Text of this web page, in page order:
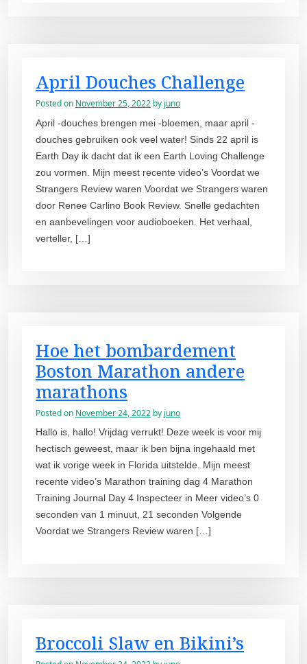
April Douches Challenge
Posted on November 25, 2022 by juno
April -douches brengen mei -bloemen, maar april -
douches gebruiken ook veel water! Sinds 22 april is
Earth Day ik dacht dat ik een Earth Loving Challenge
zou vormen. Mijn meest recente video’s Voordat we
Strangers Review waren Voordat we Strangers waren
door Renee Carlino Book Review. Snelle gedachten
en aanbevelingen voor audioboeken. Het verhaal,
verteller, […]
Hoe het bombardement
Boston Marathon andere
marathons
Posted on November 24, 2022 by juno
Hallo is, hallo! Vrijdag verrukt! Deze week is voor mij
hectisch geweest, maar ik ben bijna ingehaald met
wat ik vorige week in Florida uitstelde. Mijn meest
recente video’s Marathon training dag 4 Marathon
Training Journal Day 4 Inspecteer in Meer video’s 0
seconden van 1 minuut, 21 seconden Volgende
Voordat we Strangers Review waren […]
Broccoli Slaw en Bikini’s